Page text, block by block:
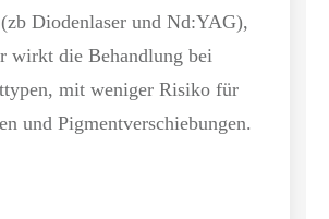
Diodenlaser und Nd:YAG),
wirkt die Behandlung bei
mit weniger Risiko für
und Pigmentverschiebungen.